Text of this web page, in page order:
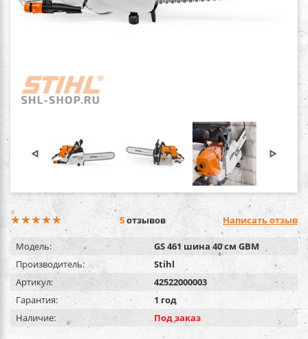
5отзывов Написать отзыв
Модель:
GS 461 шина 40 см GBM
Производитель:
Stihl
Артикул:
42522000003
Гарантия:
1 год
Наличие:
Под заказ